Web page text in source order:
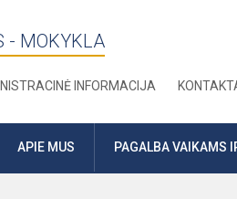
- MOKYKLA
INFORMACIJA
APIE MUS PAGALBA VAIKAMS